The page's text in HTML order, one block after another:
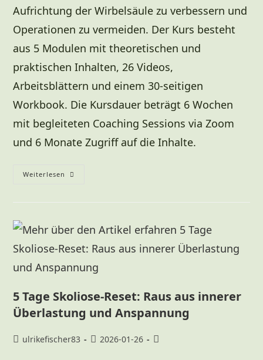
Aufrichtung der Wirbelsäule zu verbessern und
Operationen zu vermeiden. Der Kurs besteht
aus 5 Modulen mit theoretischen und
praktischen Inhalten, 26 Videos,
Arbeitsblättern und einem 30-seitigen
Workbook. Die Kursdauer beträgt 6 Wochen
mit begleiteten Coaching Sessions via Zoom
und 6 Monate Zugriff auf die Inhalte.
Weiterlesen
5 Tage Skoliose-Reset: Raus aus innerer
Überlastung und Anspannung
ulrikefischer83 2026-01-26